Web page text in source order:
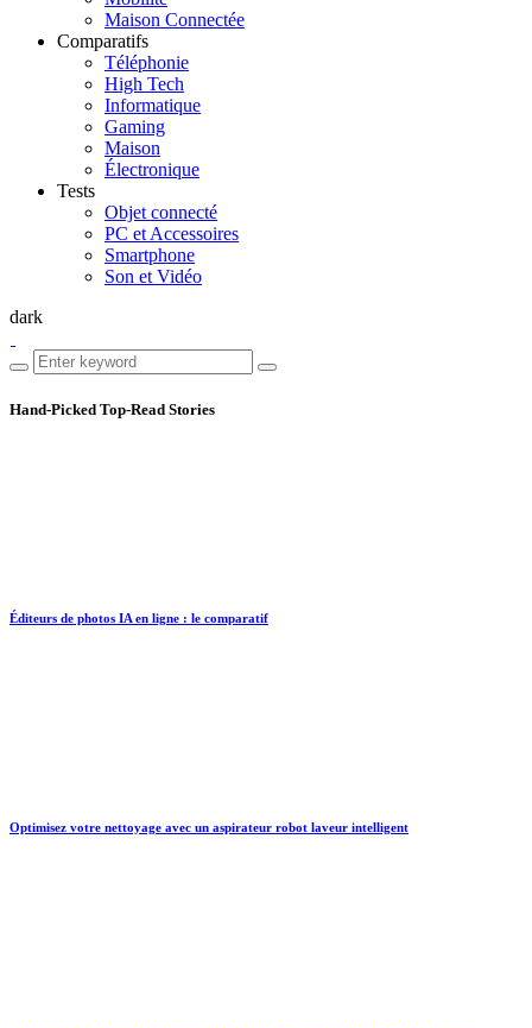
Maison Connectée
Comparatifs
Téléphonie
High Tech
Informatique
Gaming
Maison
Électronique
Tests
Objet connecté
PC et Accessoires
Smartphone
Son et Vidéo
dark
Hand-Picked Top-Read Stories
Éditeurs de photos IA en ligne : le comparatif
Optimisez votre nettoyage avec un aspirateur robot laveur intelligent